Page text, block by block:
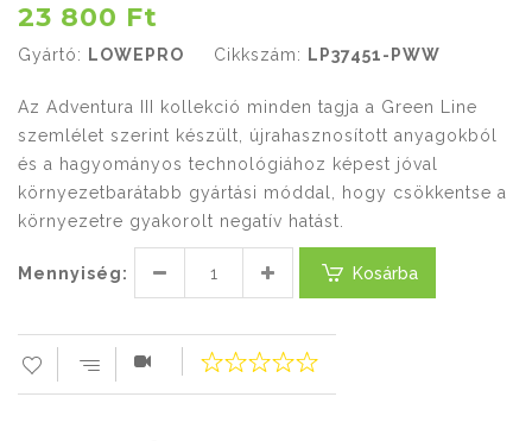
23 800 Ft
Gyártó: LOWEPRO Cikkszám: LP37451-PWW
Az Adventura III kollekció minden tagja a Green Line
szemlélet szerint készült, újrahasznosított anyagokból
és a hagyományos technológiához képest jóval
környezetbarátabb gyártási móddal, hogy csökkentse a
környezetre gyakorolt negatív hatást.
Mennyiség: Kosárba